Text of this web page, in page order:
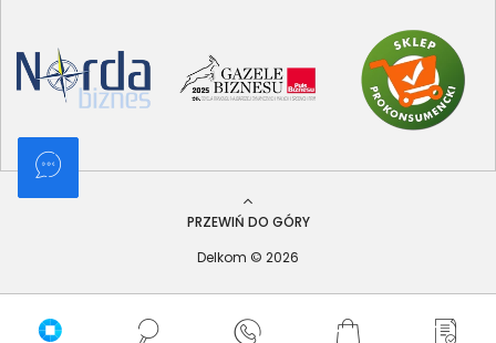
PRZEWIŃ DO GÓRY
Delkom © 2026